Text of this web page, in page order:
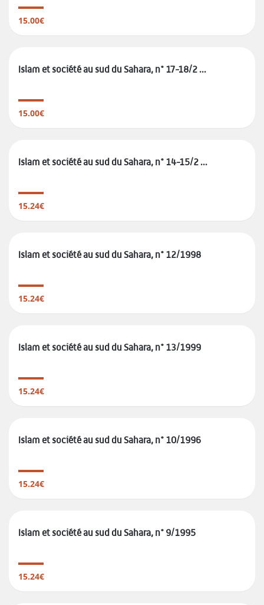
15.00€
Islam et société au sud du Sahara, n° 17-18/2 ...
15.00€
Islam et société au sud du Sahara, n° 14-15/2 ...
15.24€
Islam et société au sud du Sahara, n° 12/1998
15.24€
Islam et société au sud du Sahara, n° 13/1999
15.24€
Islam et société au sud du Sahara, n° 10/1996
15.24€
Islam et société au sud du Sahara, n° 9/1995
15.24€